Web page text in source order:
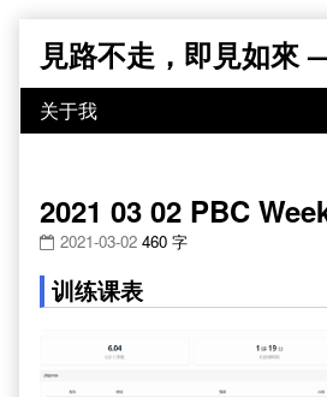
content
見路不走，即見如來
2021 03 02 PBC
2021-03-02 460 字
训练课表